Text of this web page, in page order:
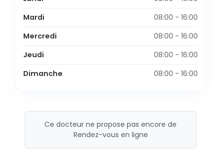
Mardi
08:00 - 16:00
Mercredi
08:00 - 16:00
Jeudi
08:00 - 16:00
Dimanche
08:00 - 16:00
Ce docteur ne propose pas encore de
Rendez-vous en ligne